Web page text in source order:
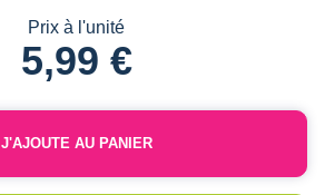
Prix à l'unité
5,99 €
J'AJOUTE AU PANIER